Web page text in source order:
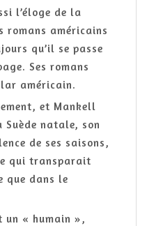
l’éloge de la
romans américains
qu’il se passe
Ses romans
américain.
et Mankell
natale, son
de ses saisons,
qui transparait
que dans le
« humain »,